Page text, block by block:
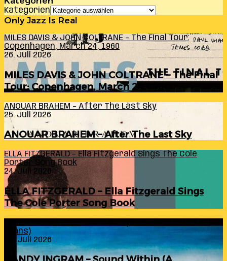
Kategorien
Only Jazz Is Real
MILES DAVIS & JOHN COLTRANE – The Final Tour:
Copenhagen, March 24, 1960
26. Juli 2026
MILES DAVIS & JOHN COLTRANE – The Final
Tour: Copenhagen, March 24, 1960
ANOUAR BRAHEM – After The Last Sky
25. Juli 2026
ANOUAR BRAHEM – After The Last Sky
ELLA FITZGERALD – Ella Fitzgerald Sings The Cole
Porter Song Book
24. Juli 2026
ELLA FITZGERALD – Ella Fitzgerald Sings
The Cole Porter Song Book
Evans)
24. Juli 2026